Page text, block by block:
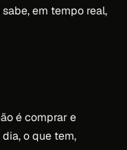
em tempo real,
é comprar e
o que tem,